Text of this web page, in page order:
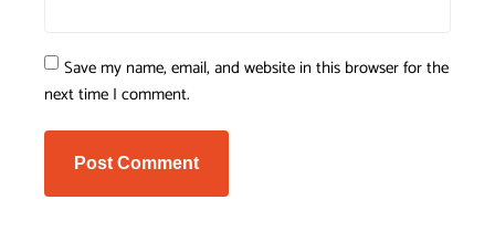
Save my name, email, and website in this browser for the
next time I comment.